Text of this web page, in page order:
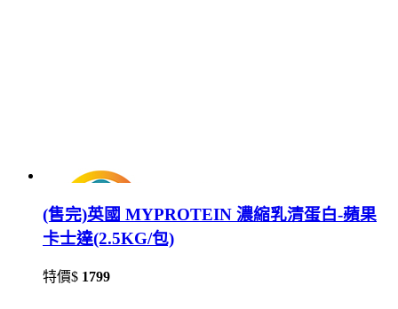
(售完)英國 MYPROTEIN 濃縮乳清蛋白-蘋果
卡士達(2.5KG/包)
特價$ 1799